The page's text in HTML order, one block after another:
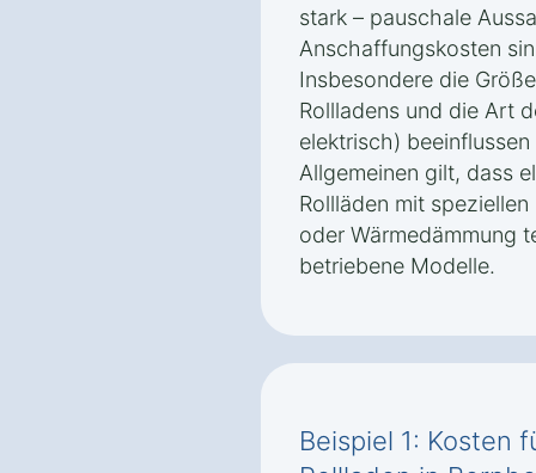
stark – pauschale
Anschaffungskosten
Insbesondere die
Rollladens und die Art
elektrisch)
Allgemeinen gilt, dass
Rollläden mit
oder Wärmedämmung
betriebene Modelle.
Beispiel 1: Kosten